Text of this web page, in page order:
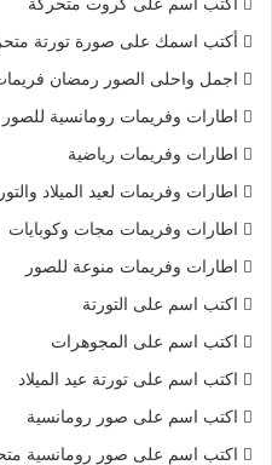
أكتب اسمك على صورة تورتة
اجمل واحلى الصور رمضان
اطارات وفريمات رومانسية للصور
اطارات وفريمات رياضية
اطارات وفريمات لعيد الميلاد
اطارات وفريمات مجات وكوبايات
اطارات وفريمات منوعة للصور
اكتب اسم على التورتة
اكتب اسم على المجوهرات
اكتب اسم على تورتة عيد الميلاد
اكتب اسم على صور رومانسية
اكتب اسم على صور رومانسية